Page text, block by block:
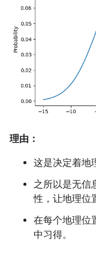
理由：
这是决定着地
之所以是无信
性，让地理位
在每个地理位
中习得。